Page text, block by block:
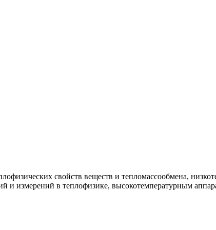
свойств веществ и тепломассообмена,
и измерений в теплофизике, высокотемпературным